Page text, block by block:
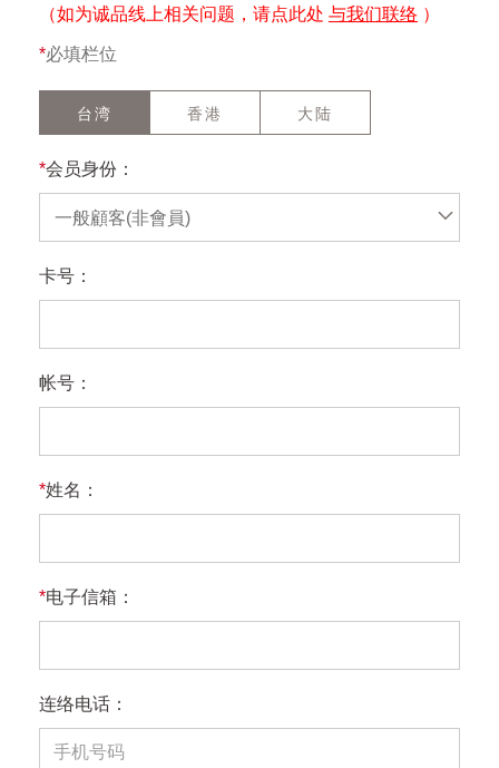
（如为诚品线上相关问题，请点此处 与我们联络 ）
*必填栏位
台湾 香港 大陆
*会员身份：
一般顧客(非會員)
卡号：
帐号：
*姓名：
*电子信箱：
连络电话：